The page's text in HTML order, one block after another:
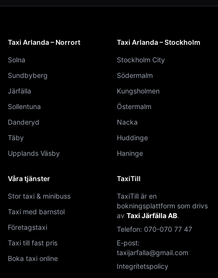
Taxi Arlanda – Norrort
Solna
Sundbyberg
Järfälla
Sollentuna
Danderyd
Täby
Upplands Väsby
Taxi Arlanda – Stockholm
Stockholm City
Södermalm
Kungsholmen
Östermalm
Nacka
Huddinge
Haninge
Våra tjänster
Stor taxi & minibuss
Taxi med barnstol
Företagstaxi
Taxi till fast pris
Boka taxi online
TaxiTill
TaxiTill är en
bokningsplattform som drivs
av Taxi Järfälla AB.
Telefon: 070-070 77 47
E-post:
taxijarfalla@gmail.com
Integritetspolicy